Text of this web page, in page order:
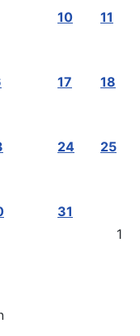
10 11
17 18
24 25
31
1